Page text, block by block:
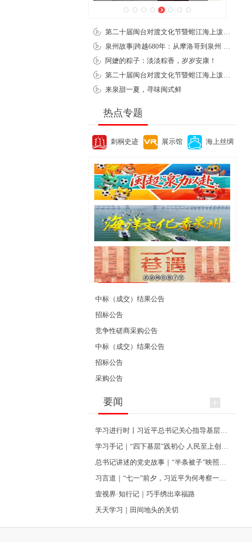
阿嬷的粽子：淡淡粽香，岁岁安康！
来泉甜一夏，寻味闽式鲜
热点专题
刺桐史迹 展示馆 海上丝绸
便民资讯
中标（成交）结果公告
招标公告
竞争性磋商采购公告
中标（成交）结果公告
招标公告
采购公告
要闻
壹视界·知行记｜巧手绣出幸福路
天天学习｜田间地头的关切